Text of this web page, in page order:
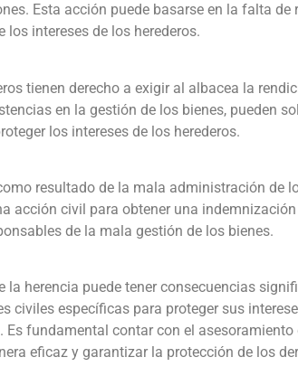
Esta acción puede basarse en la falta
intereses de los herederos.
tienen derecho a exigir al albacea la
en la gestión de los bienes, pueden
los intereses de los herederos.
resultado de la mala administración de
acción civil para obtener una
de la mala gestión de los bienes.
herencia puede tener consecuencias
civiles específicas para proteger sus
Es fundamental contar con el
eficaz y garantizar la protección de los